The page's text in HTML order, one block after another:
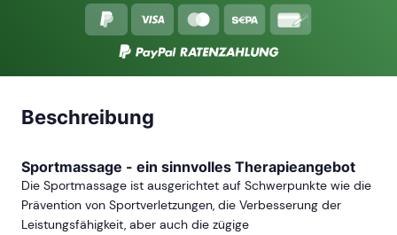
Beschreibung
Sportmassage - ein sinnvolles Therapieangebot
Die Sportmassage ist ausgerichtet auf Schwerpunkte wie die
Prävention von Sportverletzungen, die Verbesserung der
Leistungsfähigkeit, aber auch die zügige